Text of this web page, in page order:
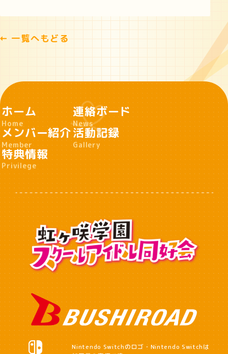
一覧へもどる
ホーム
Home
連絡ボード
News
メンバー紹介
Member
活動記録
Gallery
特典情報
Privilege
Nintendo Switchのロゴ・Nintendo Switchは